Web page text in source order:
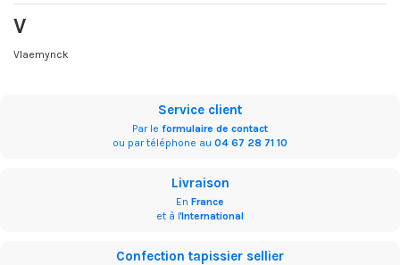
V
Vlaemynck
Service client
Par le formulaire de contact
ou par téléphone au 04 67 28 71 10
Livraison
En France
et à l'International
Confection tapissier sellier